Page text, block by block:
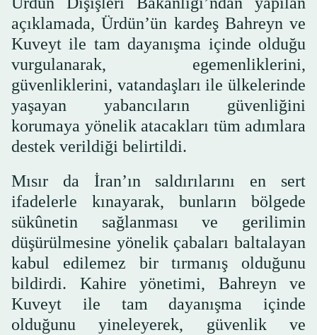
açıklamada, Ürdün’ün kardeş Bahreyn ve
Kuveyt ile tam dayanışma içinde olduğu
vurgulanarak, egemenliklerini,
güvenliklerini, vatandaşları ile ülkelerinde
yaşayan yabancıların güvenliğini
korumaya yönelik atacakları tüm adımlara
destek verildiği belirtildi.
Mısır da İran’ın saldırılarını en sert
ifadelerle kınayarak, bunların bölgede
sükûnetin sağlanması ve gerilimin
düşürülmesine yönelik çabaları baltalayan
kabul edilemez bir tırmanış olduğunu
bildirdi. Kahire yönetimi, Bahreyn ve
Kuveyt ile tam dayanışma içinde
olduğunu yineleyerek, güvenlik ve